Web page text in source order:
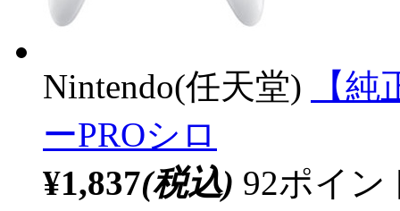
Nintendo(任天堂)
【
ーPROシロ
¥1,837(税込) 92ポイ